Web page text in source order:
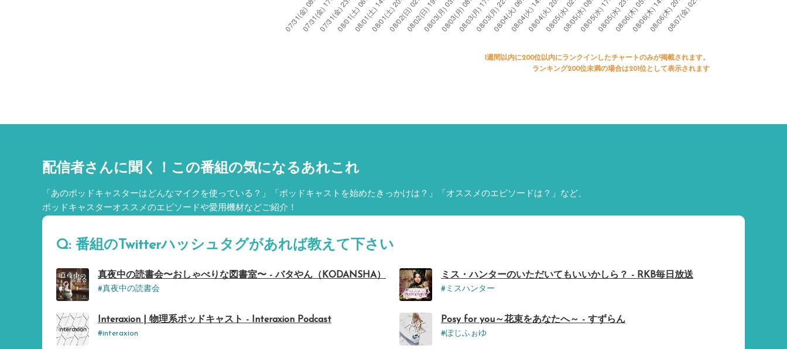
1週間以内に200位以内にランクインしたチャートのみが掲載されます。
ランキング200位未満の場合は201位として表示されます
配信者さんに聞く！ この番組の気になるあれこれ
「あのポッドキャスターはどんなマイクを使っている？」「ポッドキャストを始めたきっかけは？」「オススメのエピソードは？」など、
ポッドキャスターオススメのエピソードや愛用機材などご紹介！
Q: 番組のTwitterハッシュタグがあれば教えて下さい
真夜中の読書会〜おしゃべりな図書室〜 - バタやん（KODANSHA）
#真夜中の読書会
ミス・ハンターのいただいてもいいかしら？ - RKB毎日放送
#ミスハンター
Interaxion | 物理系ポッドキャスト - Interaxion Podcast
#interaxion
Posy for you～花束をあなたへ～ - すずらん
#ぽじふぉゆ